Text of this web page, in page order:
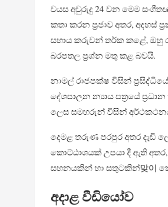
වයස අවුරුදු 24 වන මෙම
කතා කරන ප්‍රජාව අතර, අදහස්
සහාය කරුවන් තර්ක කළේ, ඔහු
බරපතල ප්‍රශ්න මතු කළ බවයි.
නාමල් රාජපක්ෂ විසින් ප්‍රසිද්ධියේ
දේශපාලන න්‍යාය පත්‍රයේ
ලෙස සමහරුන් විසින්
දෙමළ තරුණ පරපුර අතර දැඩි
කොට්ඨාශයක් උපයා දී ඇති
සහනයකින් හා සතුටකින්맞이
අදාළ වීඩියෝව